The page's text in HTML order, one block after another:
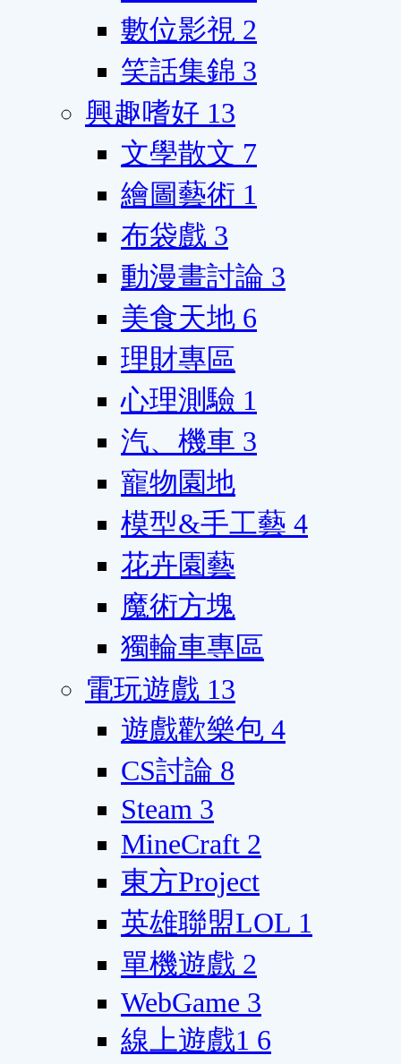
數位影視 2
笑話集錦 3
興趣嗜好 13
文學散文 7
繪圖藝術 1
布袋戲 3
動漫畫討論 3
美食天地 6
理財專區
心理測驗 1
汽、機車 3
寵物園地
模型&手工藝 4
花卉園藝
魔術方塊
獨輪車專區
電玩遊戲 13
遊戲歡樂包 4
CS討論 8
Steam 3
MineCraft 2
東方Project
英雄聯盟LOL 1
單機遊戲 2
WebGame 3
線上遊戲1 6